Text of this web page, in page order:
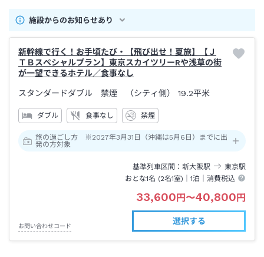
施設からのお知らせあり
新幹線で行く！お手頃たび・【飛び出せ！夏旅】【Ｊ
ＴＢスペシャルプラン】東京スカイツリーRや浅草の街
が一望できるホテル／食事なし
スタンダードダブル 禁煙 （シティ側） 19.2平米
ダブル 食事なし 禁煙
旅の過ごし方 ※2027年3月31日（沖縄は5月6日）までに出
発の方対象
基準列車区間 新大阪駅 東京駅
おとな1名 (2名1室)｜1泊 ｜消費税込
33,600円〜40,800円
お問い合わせコード
選択する